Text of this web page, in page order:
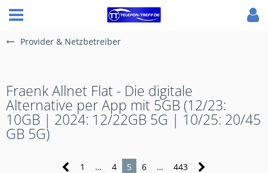
Provider & Netzbetreiber
Fraenk Allnet Flat - Die digitale
Alternative per App mit 5GB (12/23:
10GB | 2024: 12/22GB 5G | 10/25: 20/45
GB 5G)
1 … 4 5 6 … 443